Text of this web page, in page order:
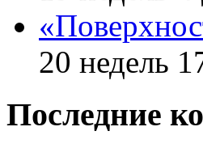
20 недель
Последние